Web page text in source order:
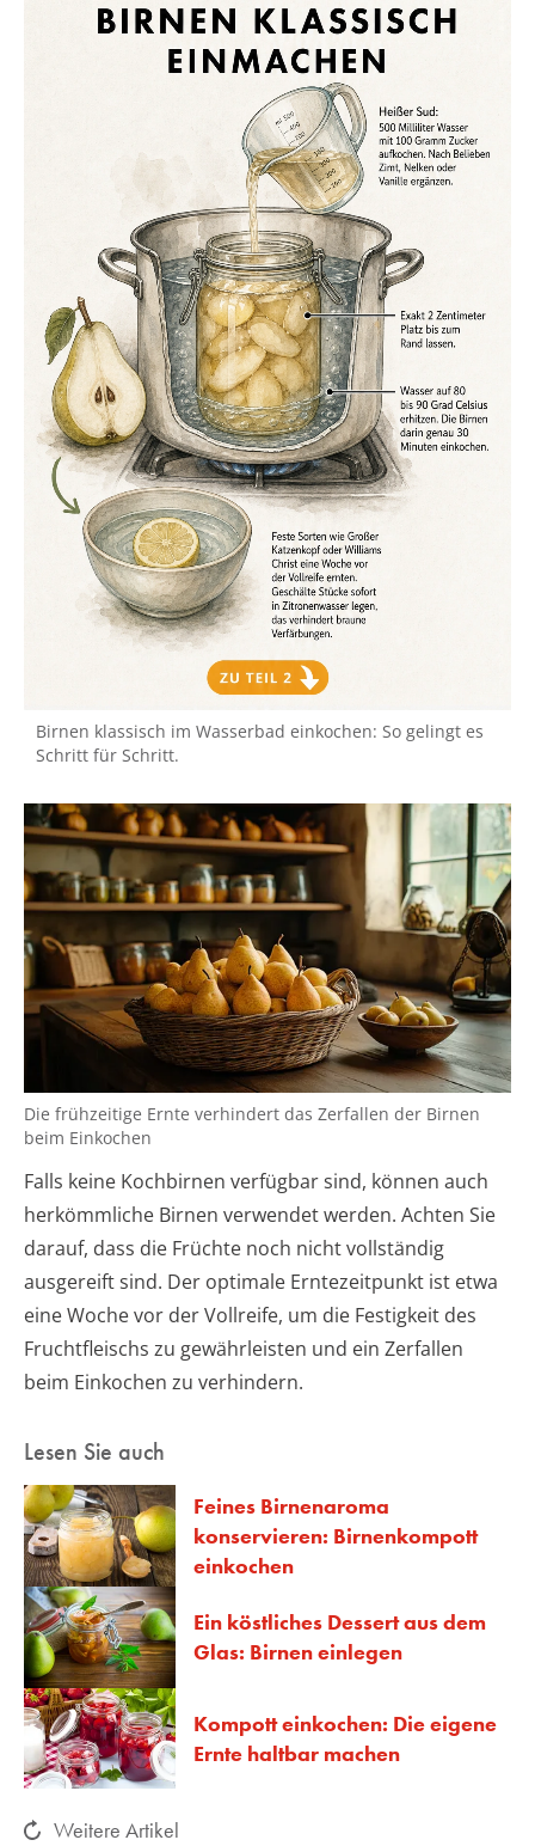
Birnen klassisch im Wasserbad einkochen: So gelingt es
Schritt für Schritt.
Die frühzeitige Ernte verhindert das Zerfallen der Birnen
beim Einkochen
Falls keine Kochbirnen verfügbar sind, können auch
herkömmliche Birnen verwendet werden. Achten Sie
darauf, dass die Früchte noch nicht vollständig
ausgereift sind. Der optimale Erntezeitpunkt ist etwa
eine Woche vor der Vollreife, um die Festigkeit des
Fruchtfleischs zu gewährleisten und ein Zerfallen
beim Einkochen zu verhindern.
Lesen Sie auch
Feines Birnenaroma
konservieren: Birnenkompott
einkochen
Ein köstliches Dessert aus dem
Glas: Birnen einlegen
Kompott einkochen: Die eigene
Ernte haltbar machen
Weitere Artikel